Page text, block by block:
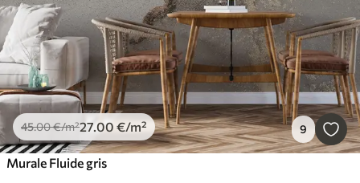
45.00€/m²27.00 €/m² 9
Murale Fluide gris